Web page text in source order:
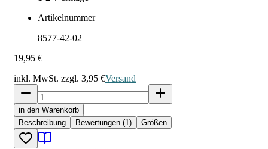
Artikelnummer
8577-42-02
19,95 €
inkl. MwSt. zzgl. 3,95 €Versand
in den Warenkorb
Beschreibung
Bewertungen (1) Größen